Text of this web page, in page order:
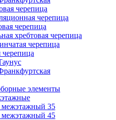
черепица
черепица
черепица
хребтовая черепица
черепица
черепица
элементы
35
45